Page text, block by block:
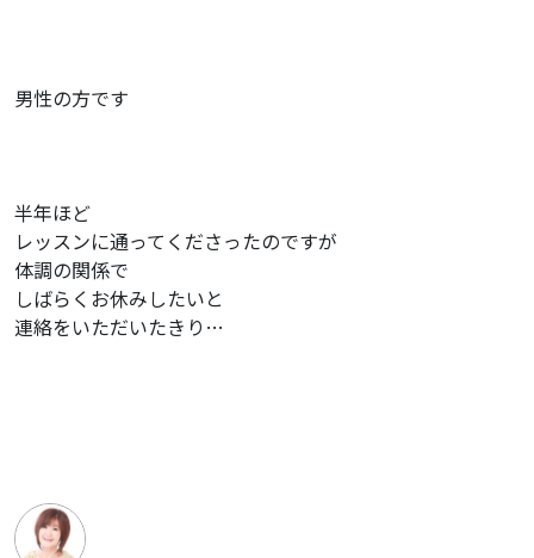
男性の方です
半年ほど
レッスンに通ってくださったのですが
体調の関係で
しばらくお休みしたいと
連絡をいただいたきり…